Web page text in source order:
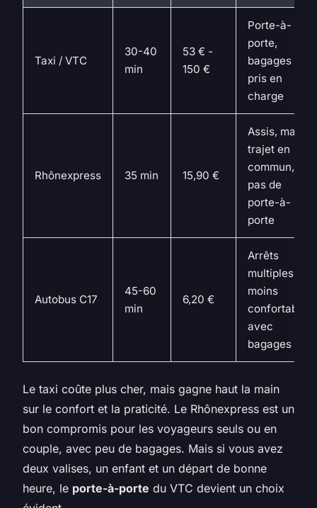
Taxi / VTC
30-40
min
53 € -
150 €
Porte-à-
porte,
bagages
pris en
charge
Rhônexpress 35 min 15,90 €
Assis, mais
trajet en
commun,
pas de
porte-à-
porte
Autobus C17
45-60
min
6,20 €
Arrêts
multiples,
moins
confortable
avec
bagages
Le taxi coûte plus cher, mais gagne haut la main
sur le confort et la praticité. Le Rhônexpress est un
bon compromis pour les voyageurs seuls ou en
couple, avec peu de bagages. Mais si vous avez
deux valises, un enfant et un départ de bonne
heure, le porte-à-porte du VTC devient un choix